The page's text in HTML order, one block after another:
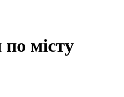
місту